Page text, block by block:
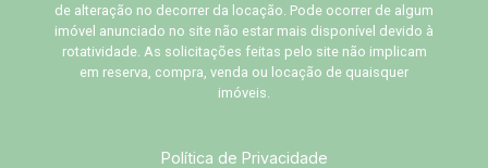
de alteração no decorrer da locação. Pode ocorrer de algum
imóvel anunciado no site não estar mais disponível devido à
rotatividade. As solicitações feitas pelo site não implicam
em reserva, compra, venda ou locação de quaisquer
imóveis.
Política de Privacidade